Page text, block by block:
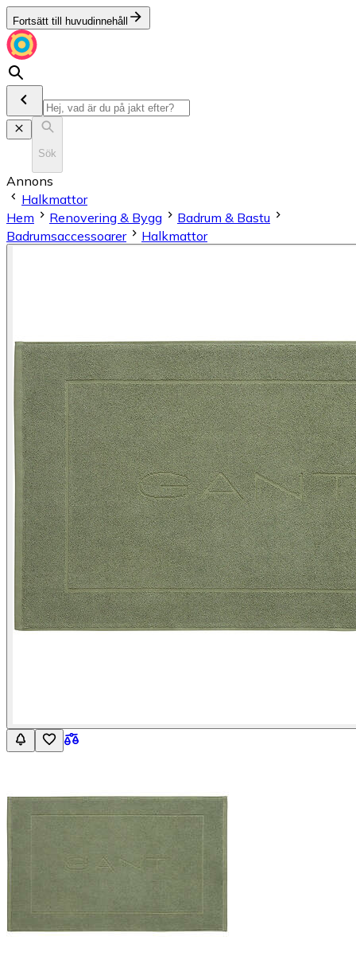
Fortsätt till huvudinnehåll
Sök
Annons
Halkmattor
Hem
Renovering & Bygg
Badrum & Bastu
Badrumsaccessoarer
Halkmattor